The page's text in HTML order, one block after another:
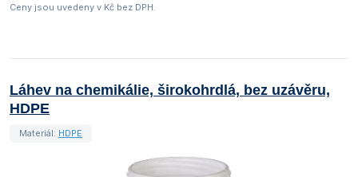
Ceny jsou uvedeny v Kč bez DPH.
Láhev na chemikálie, širokohrdlá, bez uzávěru,
HDPE
Materiál: HDPE